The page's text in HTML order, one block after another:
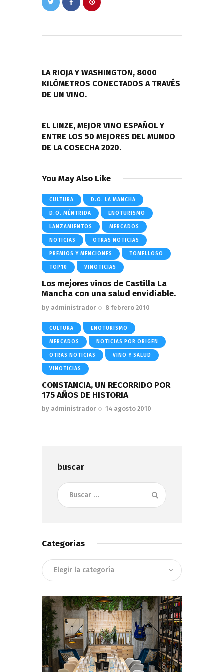
entradas
LA RIOJA Y WASHINGTON, 8000
KILÓMETROS CONECTADOS A TRAVÉS
DE UN VINO.
EL LINZE, MEJOR VINO ESPAÑOL Y
ENTRE LOS 50 MEJORES DEL MUNDO
DE LA COSECHA 2020.
You May Also Like
CULTURA D.O. LA MANCHA
D.O. MÉNTRIDA ENOTURISMO
LANZAMIENTOS MERCADOS
NOTICIAS OTRAS NOTICIAS
PREMIOS Y MENCIONES TOMELLOSO
TOP10 VINOTICIAS
Los mejores vinos de Castilla La
Mancha con una salud envidiable.
by administrador 8 febrero 2010
CULTURA ENOTURISMO
MERCADOS NOTICIAS POR ORIGEN
OTRAS NOTICIAS VINO Y SALUD
VINOTICIAS
CONSTANCIA, UN RECORRIDO POR
175 AÑOS DE HISTORIA
by administrador 14 agosto 2010
buscar
Buscar:
Categorias
Categorias